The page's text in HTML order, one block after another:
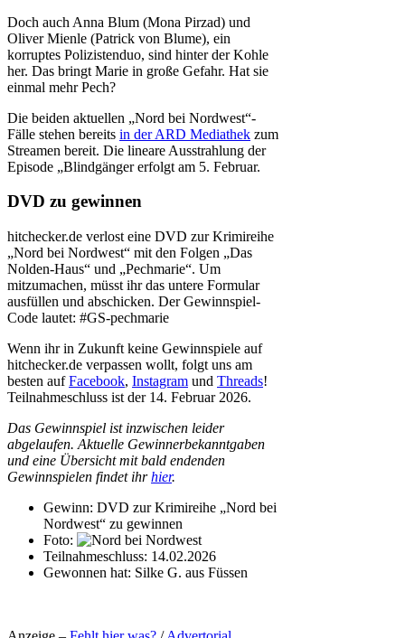
Doch auch Anna Blum (Mona Pirzad) und
Oliver Mienle (Patrick von Blume), ein
korruptes Polizistenduo, sind hinter der Kohle
her. Das bringt Marie in große Gefahr. Hat sie
einmal mehr Pech?
Die beiden aktuellen „Nord bei Nordwest“-
Fälle stehen bereits in der ARD Mediathek zum
Streamen bereit. Die lineare Ausstrahlung der
Episode „Blindgänger erfolgt am 5. Februar.
DVD zu gewinnen
hitchecker.de verlost eine DVD zur Krimireihe
„Nord bei Nordwest“ mit den Folgen „Das
Nolden-Haus“ und „Pechmarie“. Um
mitzumachen, müsst ihr das untere Formular
ausfüllen und abschicken. Der Gewinnspiel-
Code lautet: #GS-pechmarie
Wenn ihr in Zukunft keine Gewinnspiele auf
hitchecker.de verpassen wollt, folgt uns am
besten aufFacebook, Instagram und Threads!
Teilnahmeschluss ist der 14. Februar 2026.
Das Gewinnspiel ist inzwischen leider
abgelaufen. Aktuelle Gewinnerbekanntgaben
und eine Übersicht mit bald endenden
Gewinnspielen findet ihrhier.
Gewinn: DVD zur Krimireihe „Nord bei
Nordwest“ zu gewinnen
Foto:
Teilnahmeschluss: 14.02.2026
Gewonnen hat: Silke G. aus Füssen